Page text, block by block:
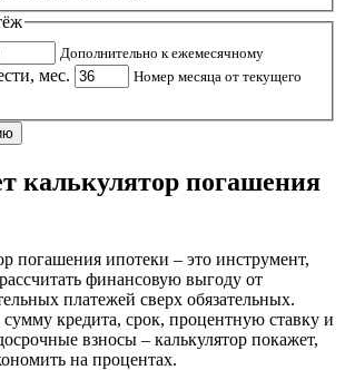
Дополнительно к ежемесячному
мес.
Номер месяца от текущего
калькулятор погашения
погашения ипотеки – это инструмент,
финансовую выгоду от
платежей сверх обязательных.
сумму кредита, срок, процентную ставку и
взносы – калькулятор покажет,
на процентах.